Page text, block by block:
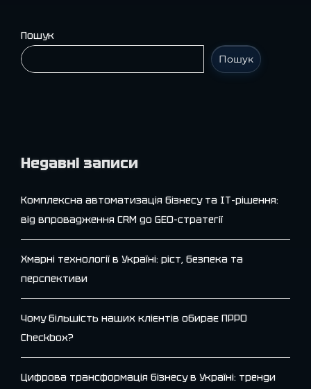
Пошук
Пошук
Недавні записи
Комплексна автоматизація бізнесу та IT-рішення:
від впровадження CRM до GEO-стратегії
Хмарні технології в Україні: ріст, безпека та
перспективи
Чому більшість наших клієнтів обирає ПРРО
Checkbox?
Цифрова трансформація бізнесу в Україні: тренди